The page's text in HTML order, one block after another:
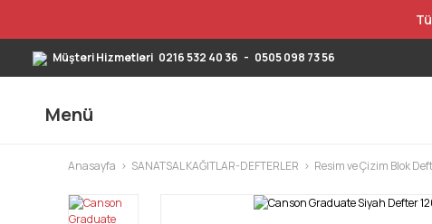
Müşteri Hizmetleri 0216 532 40 36 - 0505 098 73 56
Menü
Anasayfa SANATSAL KAĞITLAR-DEFTERLER Resim ve Çizim Blok